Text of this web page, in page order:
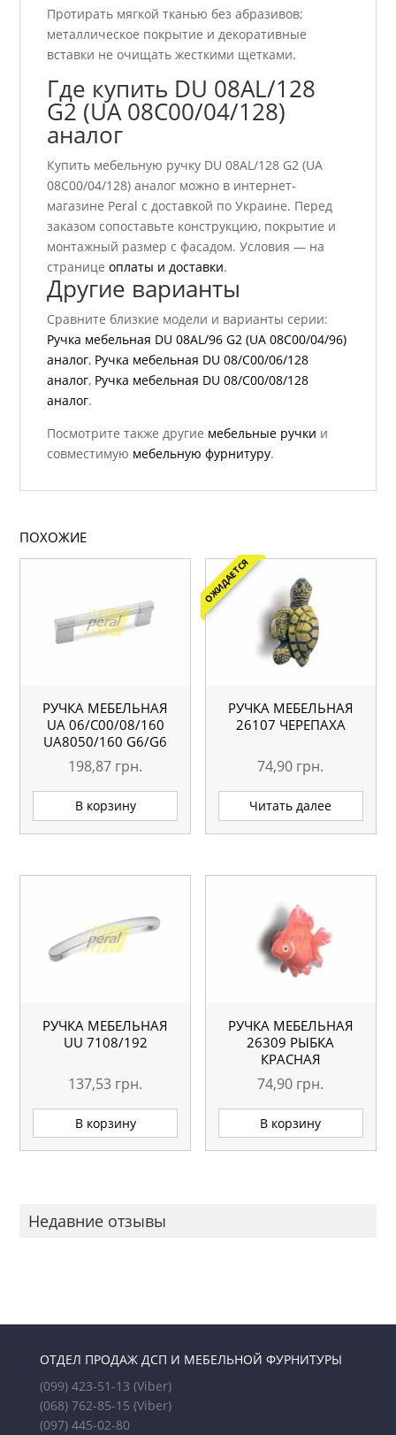
Протирать мягкой тканью без абразивов;
металлическое покрытие и декоративные
вставки не очищать жесткими щетками.
Где купить DU 08AL/128
G2 (UA 08C00/04/128)
аналог
Купить мебельную ручку DU 08AL/128 G2 (UA
08C00/04/128) аналог можно в интернет-
магазине Peral с доставкой по Украине. Перед
заказом сопоставьте конструкцию, покрытие и
монтажный размер с фасадом. Условия — на
страницеоплаты и доставки.
Другие варианты
Сравните близкие модели и варианты серии:
Ручка мебельная DU 08AL/96 G2 (UA 08C00/04/96)
аналог, Ручка мебельная DU 08/С00/06/128
аналог, Ручка мебельная DU 08/C00/08/128
аналог.
Посмотрите также другие мебельные ручки и
совместимую мебельную фурнитуру.
ПОХОЖИЕ
РУЧКА МЕБЕЛЬНАЯ
UA 06/C00/08/160
UA8050/160 G6/G6
198,87 грн.
В корзину
ОЖИДАЕТСЯ
РУЧКА МЕБЕЛЬНАЯ
26107 ЧЕРЕПАХА
74,90 грн.
Читать далее
РУЧКА МЕБЕЛЬНАЯ
UU 7108/192
137,53 грн.
В корзину
РУЧКА МЕБЕЛЬНАЯ
26309 РЫБКА
КРАСНАЯ
74,90 грн.
В корзину
Недавние отзывы
ОТДЕЛ ПРОДАЖ ДСП И МЕБЕЛЬНОЙ ФУРНИТУРЫ
(099) 423-51-13 (Viber)
(068) 762-85-15 (Viber)
(097) 445-02-80